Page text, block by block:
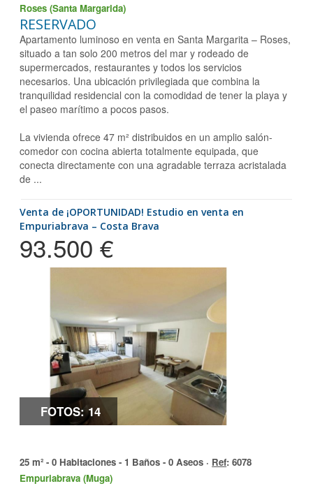
Roses (Santa Margarida)
RESERVADO
Apartamento luminoso en venta en Santa Margarita – Roses,
situado a tan solo 200 metros del mar y rodeado de
supermercados, restaurantes y todos los servicios
necesarios. Una ubicación privilegiada que combina la
tranquilidad residencial con la comodidad de tener la playa y
el paseo marítimo a pocos pasos.
La vivienda ofrece 47 m² distribuidos en un amplio salón-
comedor con cocina abierta totalmente equipada, que
conecta directamente con una agradable terraza acristalada
de ...
Venta de ¡OPORTUNIDAD! Estudio en venta en
Empuriabrava – Costa Brava
93.500 €
FOTOS: 14
25 m² - 0 Habitaciones - 1 Baños - 0 Aseos · Ref: 6078
Empuriabrava (Muga)